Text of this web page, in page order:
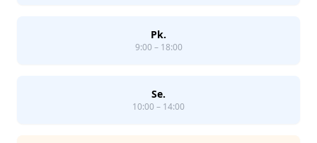
Pk.
9:00 – 18:00
Se.
10:00 – 14:00